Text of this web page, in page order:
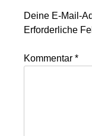
Deine E-Mail-
Erforderliche
Kommentar*